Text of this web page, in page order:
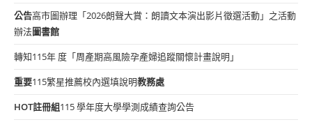
公告高市圖辦理「2026朗聲大賞：朗讀文本演出影片徵選活動」之活動
辦法圖書館
轉知115年 度「周產期高風險孕產婦追蹤關懷計畫說明」
重要115繁星推薦校內選填說明教務處
HOT註冊組115 學年度大學學測成績查詢公告